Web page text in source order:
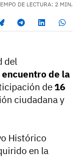
DE LECTURA: 2 MIN.
del
encuentro de la
de 16
ciudadana y
Histórico
en la